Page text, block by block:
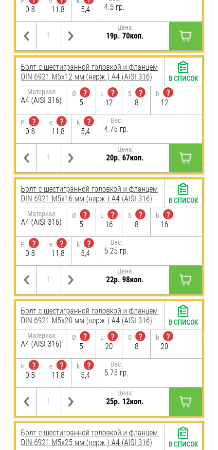
0.8
11,8
5,4
4.5 гр.
Цена:
19р. 70коп.
Болт с шестигранной головкой и фланцем
DIN 6921 М5х12 мм (нерж.) A4 (AISI 316)
Материал
A4 (AISI 316)
Ø
?
5
L
?
12
S
?
8
b
?
12
P
?
0.8
e
?
11,8
k
?
5,4
Вес:
4.75 гр.
Цена:
20р. 67коп.
В СПИСОК
Болт с шестигранной головкой и фланцем
DIN 6921 М5х16 мм (нерж.) A4 (AISI 316)
Материал
A4 (AISI 316)
Ø
?
5
L
?
16
S
?
8
b
?
16
P
?
0.8
e
?
11,8
k
?
5,4
Вес:
5.25 гр.
Цена:
22р. 98коп.
В СПИСОК
Болт с шестигранной головкой и фланцем
DIN 6921 М5х20 мм (нерж.) A4 (AISI 316)
Материал
A4 (AISI 316)
Ø
?
5
L
?
20
S
?
8
b
?
20
P
?
0.8
e
?
11,8
k
?
5,4
Вес:
5.75 гр.
Цена:
25р. 12коп.
В СПИСОК
Болт с шестигранной головкой и фланцем
DIN 6921 М5х25 мм (нерж.) A4 (AISI 316)
В СПИСОК